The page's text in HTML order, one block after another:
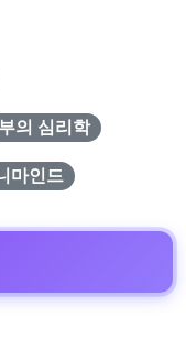
부의 심리학
마인드